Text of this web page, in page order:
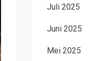
Juli 2025
Juni 2025
Mei 2025